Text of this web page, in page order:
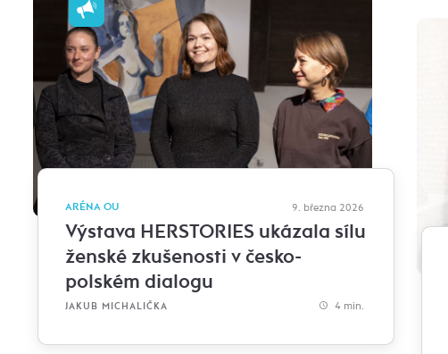
ARÉNA OU 9. března 2026
Výstava HERSTORIES ukázala sílu
ženské zkušenosti v česko-
polském dialogu
JAKUB MICHALIČKA 4 min.